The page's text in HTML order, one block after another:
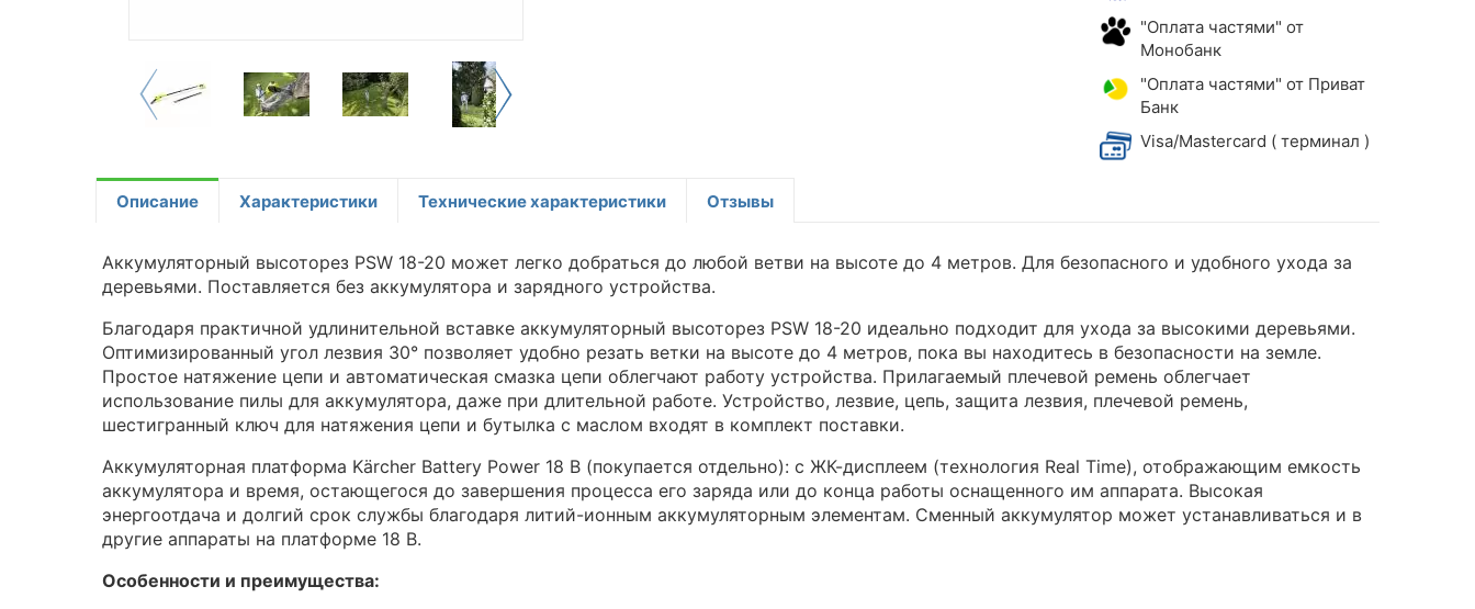
"Оплата частями" от
Монобанк
"Оплата частями" от Приват
Банк
Visa/Mastercard ( терминал )
Описание Характеристики Технические характеристики Отзывы
Аккумуляторный высоторез PSW 18-20 может легко добраться до любой ветви на высоте до 4 метров. Для безопасного и удобного ухода за
деревьями. Поставляется без аккумулятора и зарядного устройства.
Благодаря практичной удлинительной вставке аккумуляторный высоторез PSW 18-20 идеально подходит для ухода за высокими деревьями.
Оптимизированный угол лезвия 30° позволяет удобно резать ветки на высоте до 4 метров, пока вы находитесь в безопасности на земле.
Простое натяжение цепи и автоматическая смазка цепи облегчают работу устройства. Прилагаемый плечевой ремень облегчает
использование пилы для аккумулятора, даже при длительной работе. Устройство, лезвие, цепь, защита лезвия, плечевой ремень,
шестигранный ключ для натяжения цепи и бутылка с маслом входят в комплект поставки.
Аккумуляторная платформа Kärcher Battery Power 18 В (покупается отдельно): с ЖК-дисплеем (технология Real Time), отображающим емкость
аккумулятора и время, остающегося до завершения процесса его заряда или до конца работы оснащенного им аппарата. Высокая
энергоотдача и долгий срок службы благодаря литий-ионным аккумуляторным элементам. Сменный аккумулятор может устанавливаться и в
другие аппараты на платформе 18 В.
Особенности и преимущества: